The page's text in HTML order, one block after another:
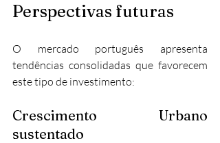
Perspectivas futuras
O mercado português apresenta
tendências consolidadas que favorecem
este tipo de investimento:
Crescimento Urbano
sustentado